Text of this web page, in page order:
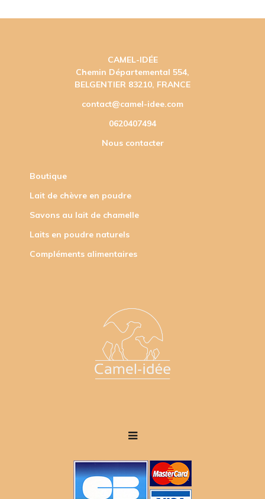
CAMEL-IDÉE
Chemin Départemental 554,
BELGENTIER 83210, FRANCE
contact@camel-idee.com
0620407494
Nous contacter
Boutique
Lait de chèvre en poudre
Savons au lait de chamelle
Laits en poudre naturels
Compléments alimentaires